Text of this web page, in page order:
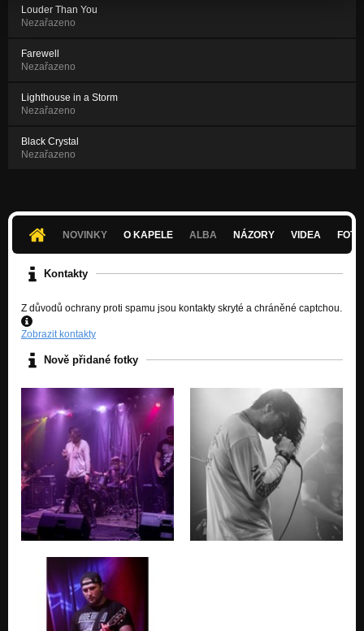
Louder Than You
Nezařazeno
Farewell
Nezařazeno
Lighthouse in a Storm
Nezařazeno
Black Crystal
Nezařazeno
NOVINKY O KAPELE ALBA NÁZORY VIDEA
Kontakty
Z důvodů ochrany proti spamu jsou kontakty skryté a chráněné captchou.
Zobrazit kontakty
Nově přidané fotky